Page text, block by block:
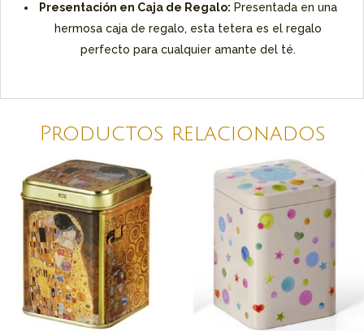
Presentación en Caja de Regalo: Presentada en una
hermosa caja de regalo, esta tetera es el regalo
perfecto para cualquier amante del té.
Productos relacionados